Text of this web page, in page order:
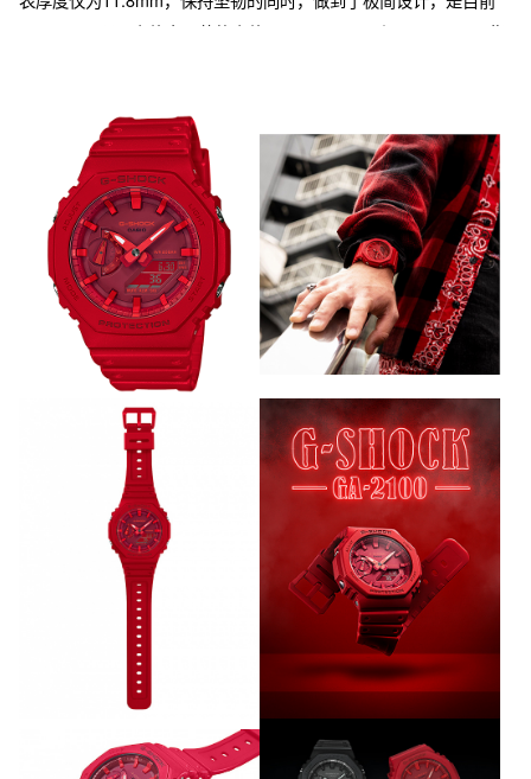
G-SHOCK双显表款中最薄的表款。GA-2100-1A和GA-2100-4A指